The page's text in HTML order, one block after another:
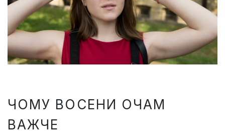
ЧОМУ ВОСЕНИ ОЧАМ
ВАЖЧЕ